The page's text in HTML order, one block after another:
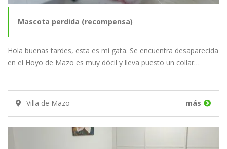
Mascota perdida (recompensa)
Hola buenas tardes, esta es mi gata. Se encuentra desaparecida
en el Hoyo de Mazo es muy dócil y lleva puesto un collar…
Villa de Mazo más